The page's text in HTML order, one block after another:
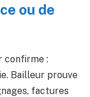
ou de
confirme :
Bailleur prouve
factures